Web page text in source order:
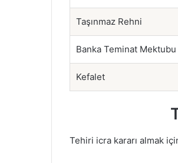
Taşınmaz Rehni
Banka Teminat Mektubu
Kefalet
Tehiri icra kararı almak